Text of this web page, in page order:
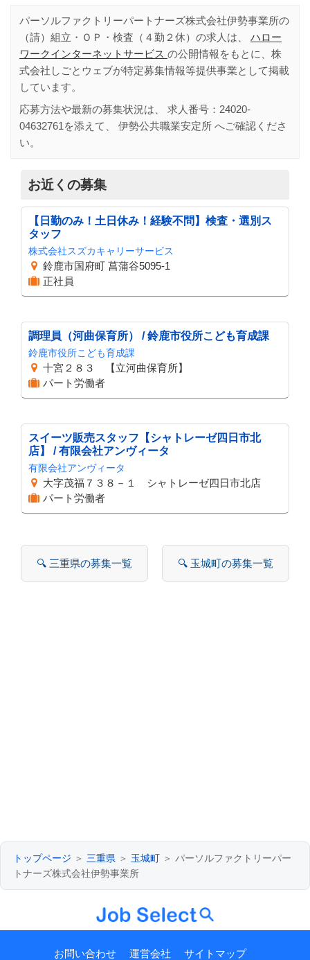
パーソルファクトリーパートナーズ株式会社伊勢事業所の
（請）組立・ＯＰ・検査（４勤２休）の求人は、 ハロー
ワークインターネットサービス の公開情報をもとに、株
式会社しごとウェブが特定募集情報等提供事業として掲載
しています。
応募方法や最新の募集状況は、 求人番号： 24020-
04632761 を添えて、 伊勢公共職業安定所 へご確認くださ
い。
お近くの募集
【日勤のみ！土日休み！経験不問】検査・選別ス
タッフ
株式会社スズカキャリーサービス
鈴鹿市国府町 菖蒲谷5095-1
正社員
調理員（河曲保育所） / 鈴鹿市役所こども育成課
鈴鹿市役所こども育成課
十宮２８３ 【立河曲保育所】
パート労働者
スイーツ販売スタッフ【シャトレーゼ四日市北
店】 / 有限会社アンヴィータ
有限会社アンヴィータ
大字茂福７３８－１ シャトレーゼ四日市北店
パート労働者
🔍 三重県の募集一覧 🔍 玉城町の募集一覧
トップページ ＞ 三重県 ＞ 玉城町 ＞ パーソルファクトリーパー
トナーズ株式会社伊勢事業所
お問い合わせ 運営会社 サイトマップ